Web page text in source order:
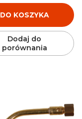
DO KOSZYKA
Dodaj do
porównania